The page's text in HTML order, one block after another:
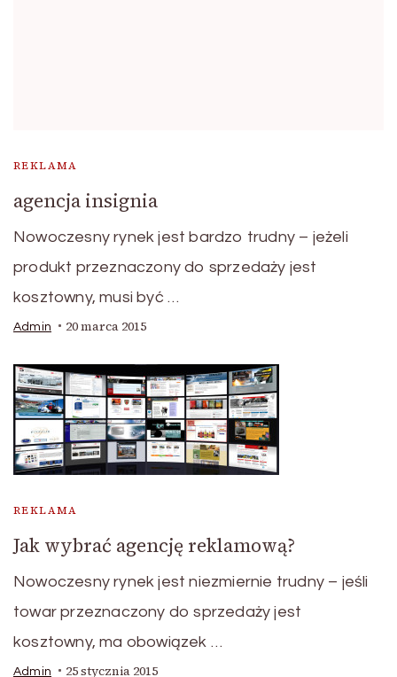
REKLAMA
agencja insignia
Nowoczesny rynek jest bardzo trudny – jeżeli
produkt przeznaczony do sprzedaży jest
kosztowny, musi być …
Admin 20 marca 2015
REKLAMA
Jak wybrać agencję reklamową?
Nowoczesny rynek jest niezmiernie trudny – jeśli
towar przeznaczony do sprzedaży jest
kosztowny, ma obowiązek …
Admin 25 stycznia 2015